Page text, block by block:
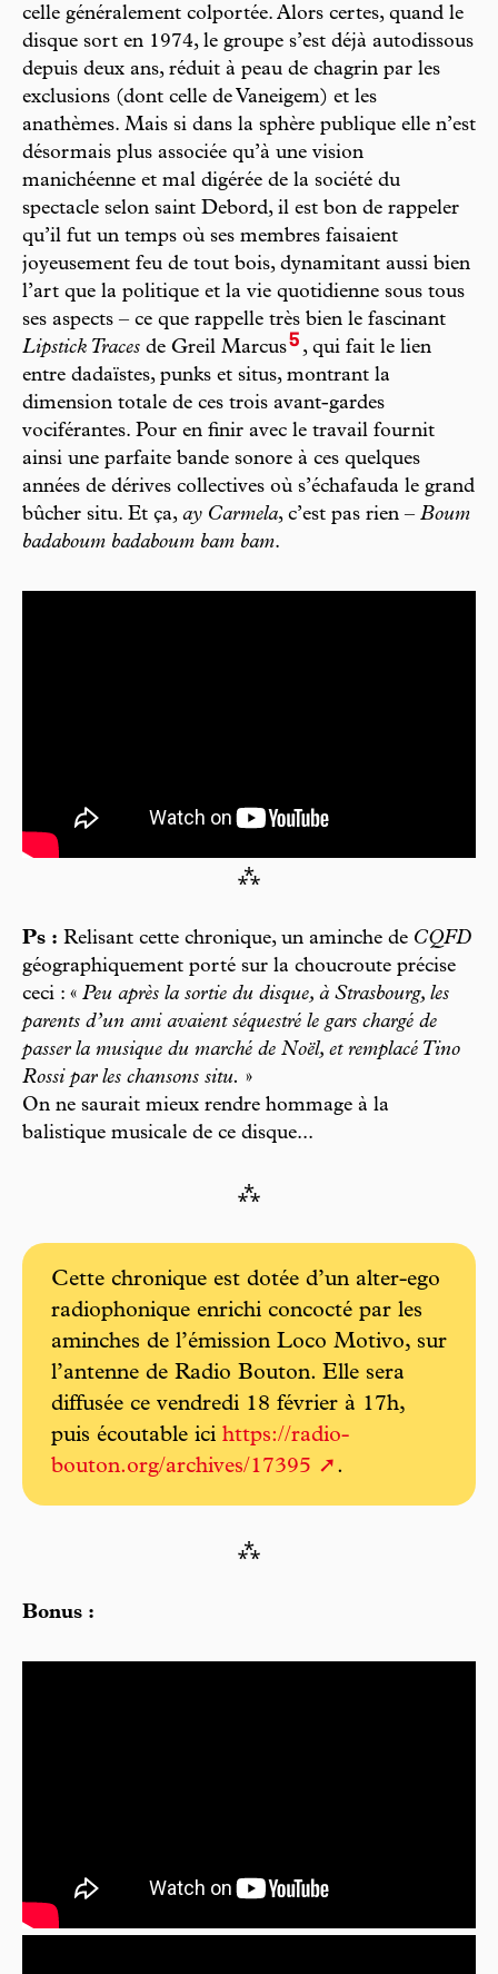
celle généralement colportée. Alors certes, quand le
disque sort en 1974, le groupe s’est déjà autodissous
depuis deux ans, réduit à peau de chagrin par les
exclusions (dont celle de Vaneigem) et les
anathèmes. Mais si dans la sphère publique elle n’est
désormais plus associée qu’à une vision
manichéenne et mal digérée de la société du
spectacle selon saint Debord, il est bon de rappeler
qu’il fut un temps où ses membres faisaient
joyeusement feu de tout bois, dynamitant aussi bien
l’art que la politique et la vie quotidienne sous tous
ses aspects – ce que rappelle très bien le fascinant
Lipstick Traces de Greil Marcus5 , qui fait le lien
entre dadaïstes, punks et situs, montrant la
dimension totale de ces trois avant-gardes
vociférantes. Pour en finir avec le travail fournit
ainsi une parfaite bande sonore à ces quelques
années de dérives collectives où s’échafauda le grand
bûcher situ. Et ça, ay Carmela, c’est pas rien – Boum
badaboum badaboum bam bam.
⁂
Ps : Relisant cette chronique, un aminche de CQFD
géographiquement porté sur la choucroute précise
ceci : « Peu après la sortie du disque, à Strasbourg, les
parents d’un ami avaient séquestré le gars chargé de
passer la musique du marché de Noël, et remplacé Tino
Rossi par les chansons situ. »
On ne saurait mieux rendre hommage à la
balistique musicale de ce disque...
⁂
Cette chronique est dotée d’un alter-ego
radiophonique enrichi concocté par les
aminches de l’émission Loco Motivo, sur
l’antenne de Radio Bouton. Elle sera
diffusée ce vendredi 18 février à 17h,
puis écoutable ici https://radio-
bouton.org/archives/17395
.
⁂
Bonus :